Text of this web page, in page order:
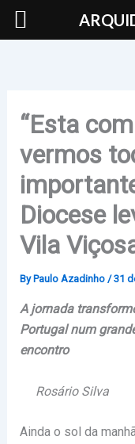
Skip
“Esta
vermos
Diocese
Vila
By Paulo Azadinho /31
A jornada
Portugal num
encontro
Rosário Silva
Ainda o sol da